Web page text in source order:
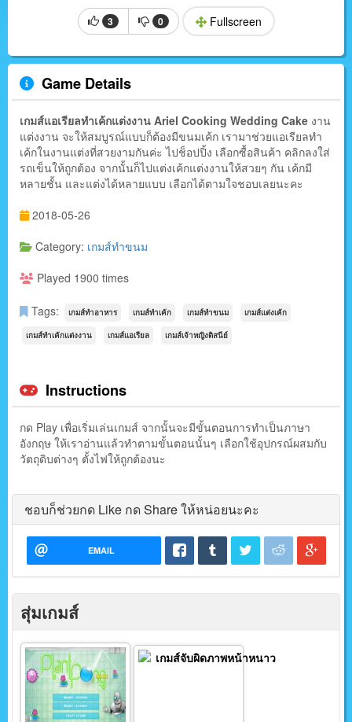
3 0 Fullscreen
Game Details
เกมส์แอเรียลทำเค้กแต่งงาน Ariel Cooking Wedding Cake งาน
แต่งงาน จะให้สมบูรณ์แบบก็ต้องมีขนมเค้ก เรามาช่วยแอเรียลทำ
เค้กในงานแต่งที่สวยงามกันค่ะ ไปช็อปปิ้ง เลือกซื้อสินค้า คลิกลงใส่
รถเข็นให้ถูกต้อง จากนั้นก็ไปแต่งเค้กแต่งงานให้สวยๆ กัน เค้กมี
หลายชั้น และแต่งได้หลายแบบ เลือกได้ตามใจชอบเลยนะคะ
2018-05-26
Category: เกมส์ทำขนม
Played 1900 times
Tags: เกมส์ทำอาหาร เกมส์ทำเค้ก เกมส์ทำขนม เกมส์แต่งเค้ก
เกมส์ทำเค้กแต่งงาน เกมส์แอเรียล เกมส์เจ้าหญิงดิสนีย์
Instructions
กด Play เพื่อเริ่มเล่นเกมส์ จากนั้นจะมีขั้นตอนการทำเป็นภาษา
อังกฤษ ให้เราอ่านแล้วทำตามขั้นตอนนั้นๆ เลือกใช้อุปกรณ์ผสมกับ
วัตถุดิบต่างๆ ตั้งไฟให้ถูกต้องนะ
ชอบก็ช่วยกด Like กด Share ให้หน่อยนะคะ
EMAIL
สุ่มเกมส์